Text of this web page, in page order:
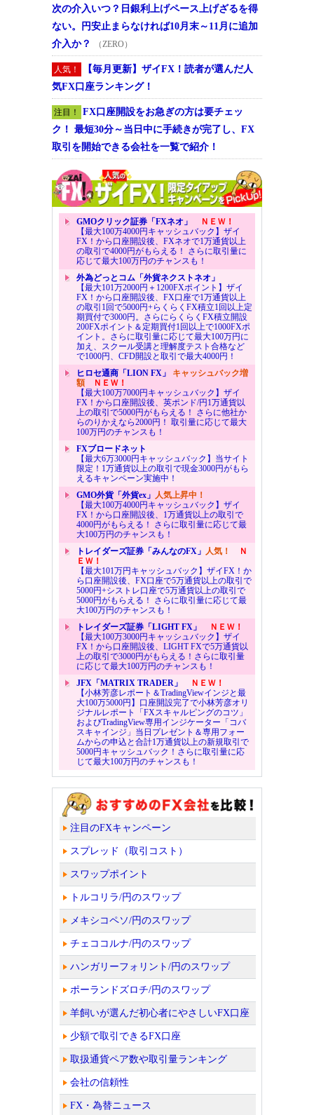
次の介入いつ？日銀利上げペース上げざるを得
ない。円安止まらなければ10月末～11月に追加
介入か？
（ZERO）
人気！
【毎月更新】ザイFX！読者が選んだ人
気FX口座ランキング！
注目！
FX口座開設をお急ぎの方は要チェッ
ク！ 最短30分～当日中に手続きが完了し、FX
取引を開始できる会社を一覧で紹介！
GMOクリック証券「FXネオ」
ＮＥＷ！
【最大100万4000円キャッシュバック】ザイ
FX！から口座開設後、FXネオで1万通貨以上
の取引で4000円がもらえる！ さらに取引量に
応じて最大100万円のチャンスも！
外為どっとコム「外貨ネクストネオ」
【最大101万2000円＋1200FXポイント】ザイ
FX！から口座開設後、FX口座で1万通貨以上
の取引1回で5000円+らくらくFX積立1回以上定
期買付で3000円。さらにらくらくFX積立開設
200FXポイント＆定期買付1回以上で1000FXポ
イント。さらに取引量に応じて最大100万円に
加え、スクール受講と理解度テスト合格など
で1000円、CFD開設と取引で最大4000円！
ヒロセ通商「LION FX」 キャッシュバック増
額ＮＥＷ！
【最大100万7000円キャッシュバック】ザイ
FX！から口座開設後、英ポンド/円1万通貨以
上の取引で5000円がもらえる！ さらに他社か
らのりかえなら2000円！ 取引量に応じて最大
100万円のチャンスも！
FXブロードネット
【最大6万3000円キャッシュバック】当サイト
限定！1万通貨以上の取引で現金3000円がもら
えるキャンペーン実施中！
GMO外貨「外貨ex」 人気上昇中！
【最大100万4000円キャッシュバック】ザイ
FX！から口座開設後、1万通貨以上の取引で
4000円がもらえる！ さらに取引量に応じて最
大100万円のチャンスも！
トレイダーズ証券「みんなのFX」 人気！
Ｎ
ＥＷ！
【最大101万円キャッシュバック】ザイFX！か
ら口座開設後、FX口座で5万通貨以上の取引で
5000円+シストレ口座で5万通貨以上の取引で
5000円がもらえる！ さらに取引量に応じて最
大100万円のチャンスも！
トレイダーズ証券「LIGHT FX」
ＮＥＷ！
【最大100万3000円キャッシュバック】ザイ
FX！から口座開設後、LIGHT FXで5万通貨以
上の取引で3000円がもらえる！さらに取引量
に応じて最大100万円のチャンスも！
JFX「MATRIX TRADER」
ＮＥＷ！
【小林芳彦レポート＆TradingViewインジと最
大100万5000円】口座開設完了で小林芳彦オリ
ジナルレポート「FXスキャルピングのコツ」
およびTradingView専用インジケーター「コバ
スキャインジ」当日プレゼント＆専用フォー
ムからの申込と合計1万通貨以上の新規取引で
5000円キャッシュバック！さらに取引量に応
じて最大100万円のチャンスも！
注目のFXキャンペーン
スプレッド（取引コスト）
スワップポイント
トルコリラ/円のスワップ
メキシコペソ/円のスワップ
チェココルナ/円のスワップ
ハンガリーフォリント/円のスワップ
ポーランドズロチ/円のスワップ
羊飼いが選んだ初心者にやさしいFX口座
少額で取引できるFX口座
取扱通貨ペア数や取引量ランキング
会社の信頼性
FX・為替ニュース